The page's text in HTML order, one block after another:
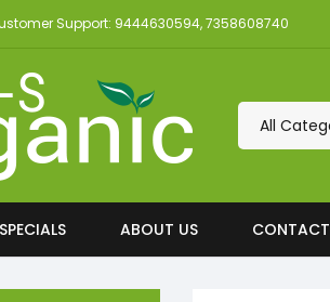
Support: 9444630594, 7358608740
SPECIALS ABOUT US CONTACT